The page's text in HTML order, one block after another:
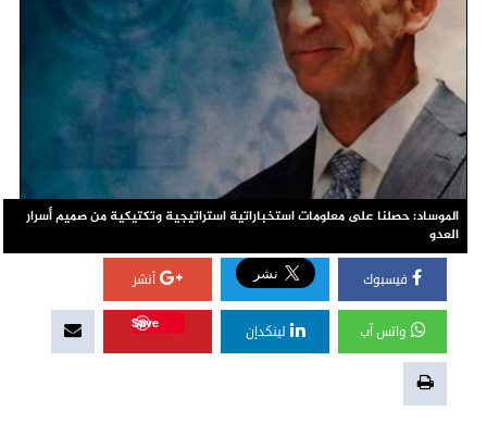
الموساد: حصلنا على معلومات استخباراتية استراتيجية وتكتيكية من صميم أسرار
العدو
فيسبوك أنشر
واتس آب لينكدإن
Save